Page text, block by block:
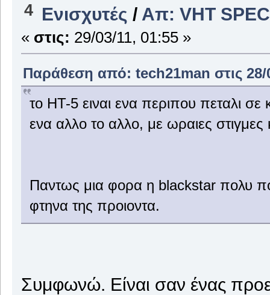
4 Ενισχυτές / Απ: VHT
« στις: 29/03/11, 01:55 »
Παράθεση από: tech21man στις 28/
το HT-5 ειναι ενα περιπου πεταλι
ενα αλλο το αλλο, με ωραιες
Παντως μια φορα η blackstar πολυ
φτηνα της προιοντα.
Συμφωνώ. Είναι σαν ένας